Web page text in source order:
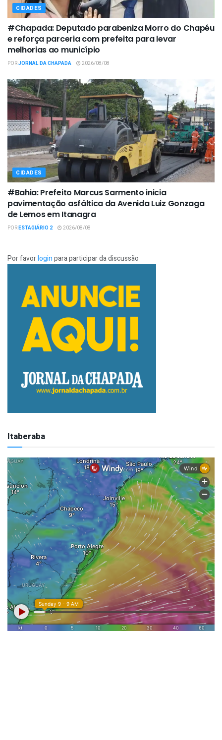
CIDADES
#Chapada: Deputado parabeniza Morro do Chapéu
e reforça parceria com prefeita para levar
melhorias ao município
PORJORNAL DA CHAPADA 2026/08/08
CIDADES
#Bahia: Prefeito Marcus Sarmento inicia
pavimentação asfáltica da Avenida Luiz Gonzaga
de Lemos em Itanagra
PORESTAGIÁRIO 2 2026/08/08
Por favorloginpara participar da discussão
Itaberaba